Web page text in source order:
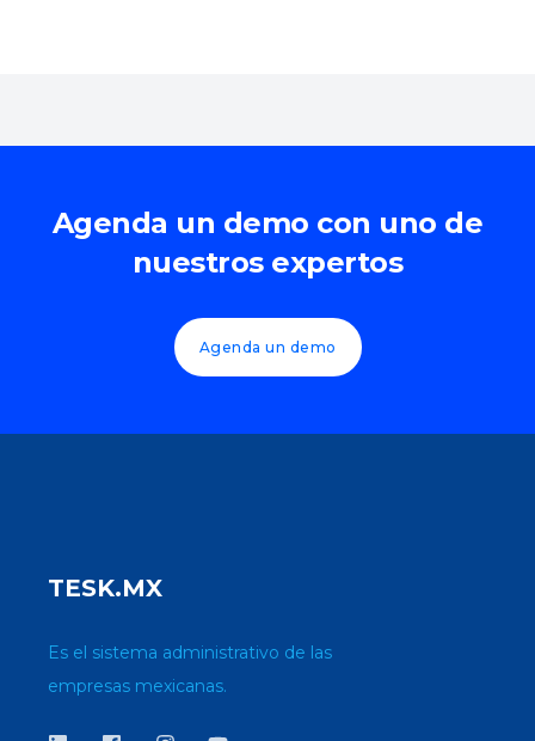
Agenda un demo con uno de
nuestros expertos
Agenda un demo
TESK.MX
Es el sistema administrativo de las
empresas mexicanas.